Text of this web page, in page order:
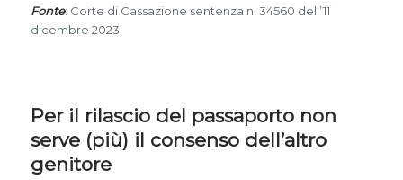
Fonte: Corte di Cassazione sentenza n. 34560 dell’11
dicembre 2023.
Per il rilascio del passaporto non
serve (più) il consenso dell’altro
genitore